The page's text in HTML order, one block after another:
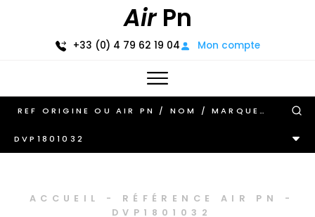
AirPn
+33 (0) 4 79 62 19 04 Mon compte
DVP1801032
ACCUEIL - RÉFÉRENCE AIR PN
-
DVP1801032